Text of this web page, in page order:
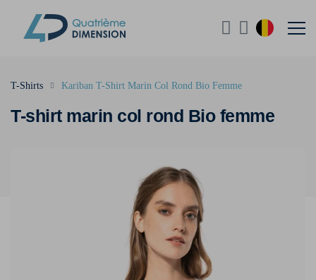
T-shirt marin col rond Bio femme
T-Shirts Kariban T-Shirt Marin Col Rond Bio Femme